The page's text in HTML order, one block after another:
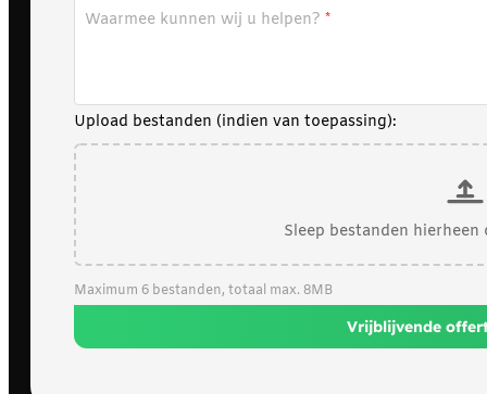
Waarmee kunnen wij u helpen?
Upload bestanden (indien van toepassing):
Sleep bestanden
Maximum 6 bestanden, totaal max. 8MB
Vrijblijvende